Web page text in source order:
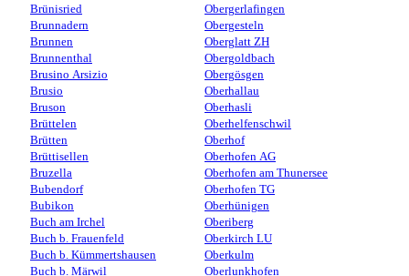
Brünisried
Brunnadern
Brunnen
Brunnenthal
Brusino Arsizio
Brusio
Bruson
Brüttelen
Brütten
Brüttisellen
Bruzella
Bubendorf
Bubikon
Buch am Irchel
Buch b. Frauenfeld
Buch b. Kümmertshausen
Buch b. Märwil
Obergerlafingen
Obergesteln
Oberglatt ZH
Obergoldbach
Obergösgen
Oberhallau
Oberhasli
Oberhelfenschwil
Oberhof
Oberhofen AG
Oberhofen am Thunersee
Oberhofen TG
Oberhünigen
Oberiberg
Oberkirch LU
Oberkulm
Oberlunkhofen